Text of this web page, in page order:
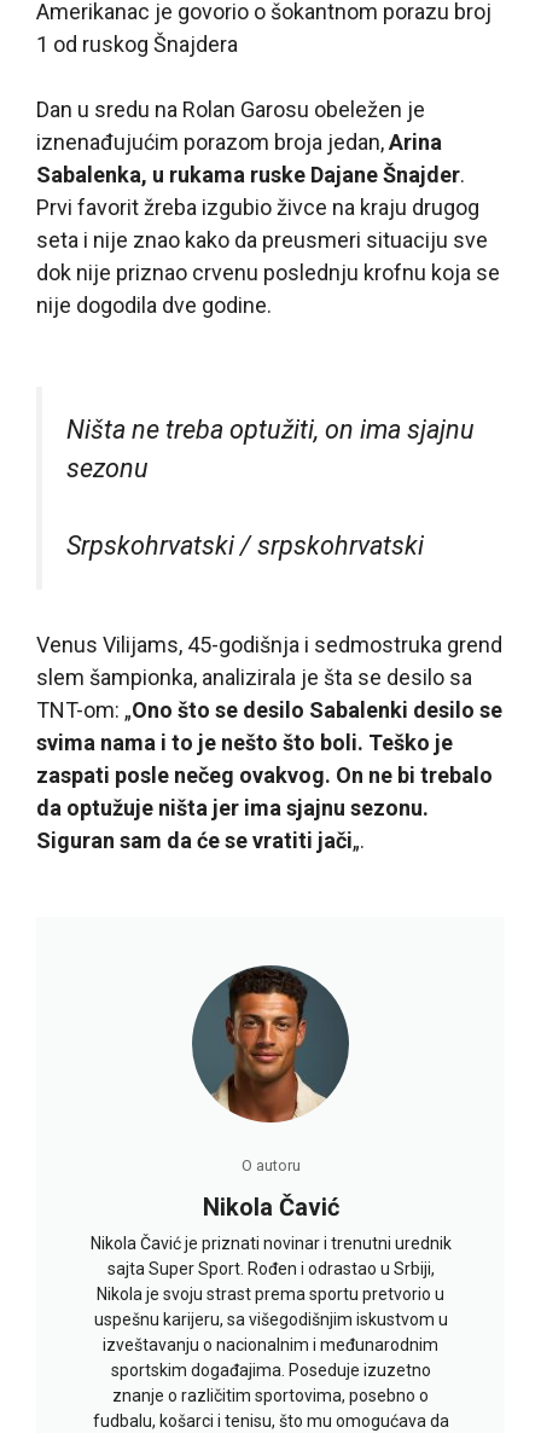
Amerikanac je govorio o šokantnom porazu broj
1 od ruskog Šnajdera
Dan u sredu na Rolan Garosu obeležen je
iznenađujućim porazom broja jedan,Arina
Sabalenka, u rukama ruske Dajane Šnajder.
Prvi favorit žreba izgubio živce na kraju drugog
seta i nije znao kako da preusmeri situaciju sve
dok nije priznao crvenu poslednju krofnu koja se
nije dogodila dve godine.
Ništa ne treba optužiti, on ima sjajnu
sezonu
Srpskohrvatski / srpskohrvatski
Venus Vilijams, 45-godišnja i sedmostruka grend
slem šampionka, analizirala je šta se desilo sa
TNT-om: „Ono što se desilo Sabalenki desilo se
svima nama i to je nešto što boli. Teško je
zaspati posle nečeg ovakvog. On ne bi trebalo
da optužuje ništa jer ima sjajnu sezonu.
Siguran sam da će se vratiti jači„.
O autoru
Nikola Čavić
Nikola Čavić je priznati novinar i trenutni urednik
sajta Super Sport. Rođen i odrastao u Srbiji,
Nikola je svoju strast prema sportu pretvorio u
uspešnu karijeru, sa višegodišnjim iskustvom u
izveštavanju o nacionalnim i međunarodnim
sportskim događajima. Poseduje izuzetno
znanje o različitim sportovima, posebno o
fudbalu, košarci i tenisu, što mu omogućava da